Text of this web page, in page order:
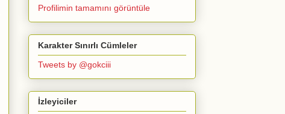
Profilimin tamamını görüntüle
Karakter Sınırlı Cümleler
Tweets by @gokciii
İzleyiciler